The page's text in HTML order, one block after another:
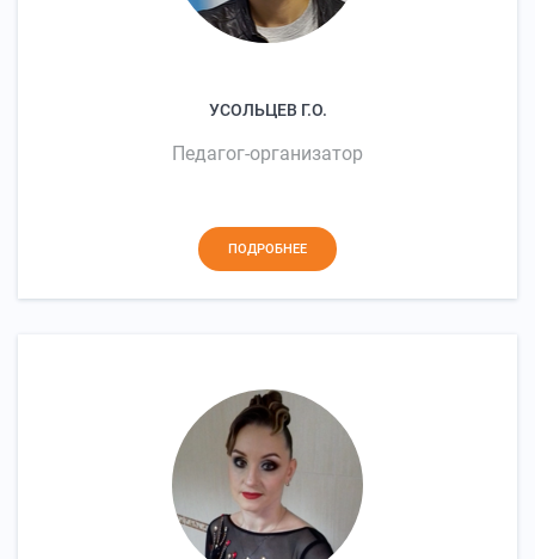
УСОЛЬЦЕВ Г.О.
Педагог-организатор
ПОДРОБНЕЕ